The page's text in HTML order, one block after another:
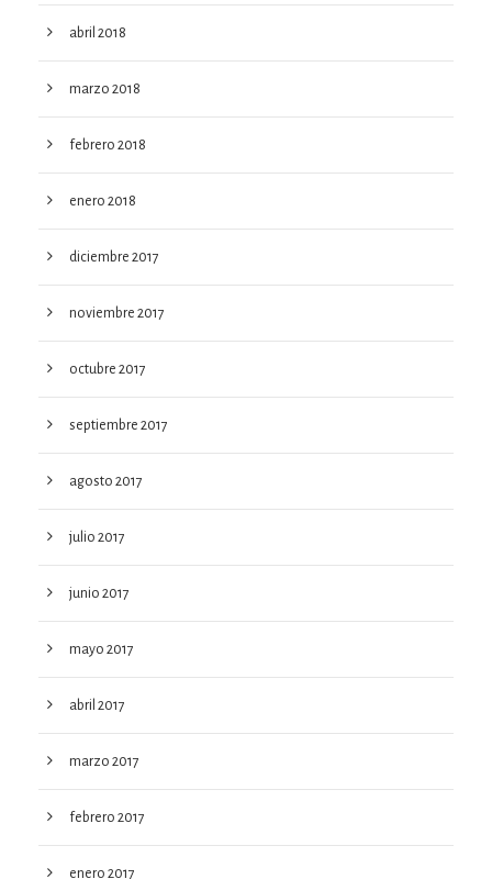
abril 2018
marzo 2018
febrero 2018
enero 2018
diciembre 2017
noviembre 2017
octubre 2017
septiembre 2017
agosto 2017
julio 2017
junio 2017
mayo 2017
abril 2017
marzo 2017
febrero 2017
enero 2017